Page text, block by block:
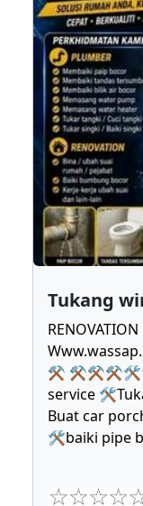
Tukang
⚒ ⚒⚒⚒🛠🛠
service
Buat car
🛠baiki pipe